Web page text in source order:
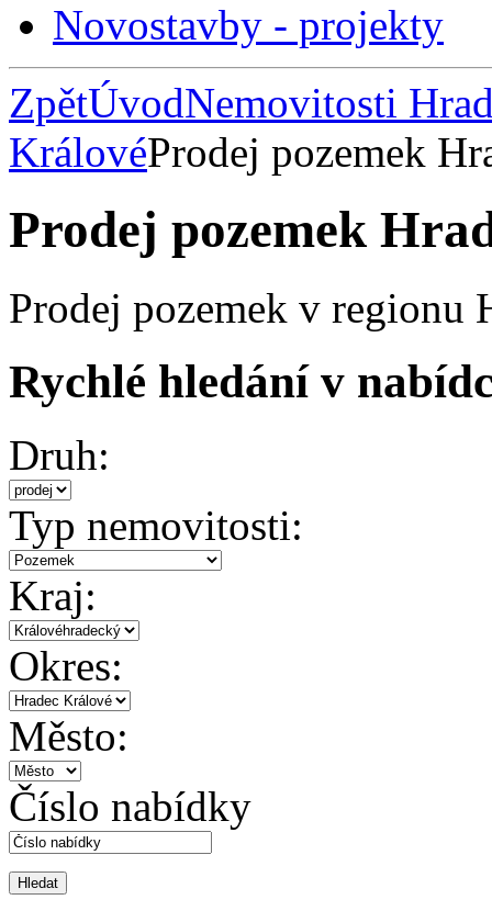
Novostavby - projekty
ZpětÚvodNemovitosti
KrálovéProdej pozemek
Prodej pozemek
Prodej pozemek v regionu
Rychlé hledání v
Druh:
Typ nemovitosti:
Kraj:
Okres:
Město:
Číslo nabídky